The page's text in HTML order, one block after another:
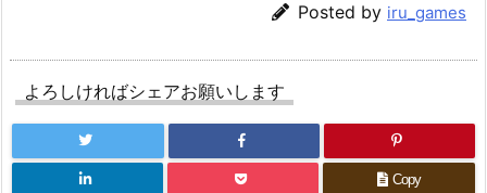
Posted by iru_games
よろしければシェアお願いします
Copy